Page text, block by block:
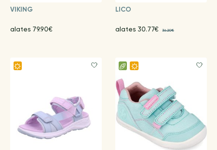
VIKING
alates 79.90€
LICO
alates 30.77€ 36.20€